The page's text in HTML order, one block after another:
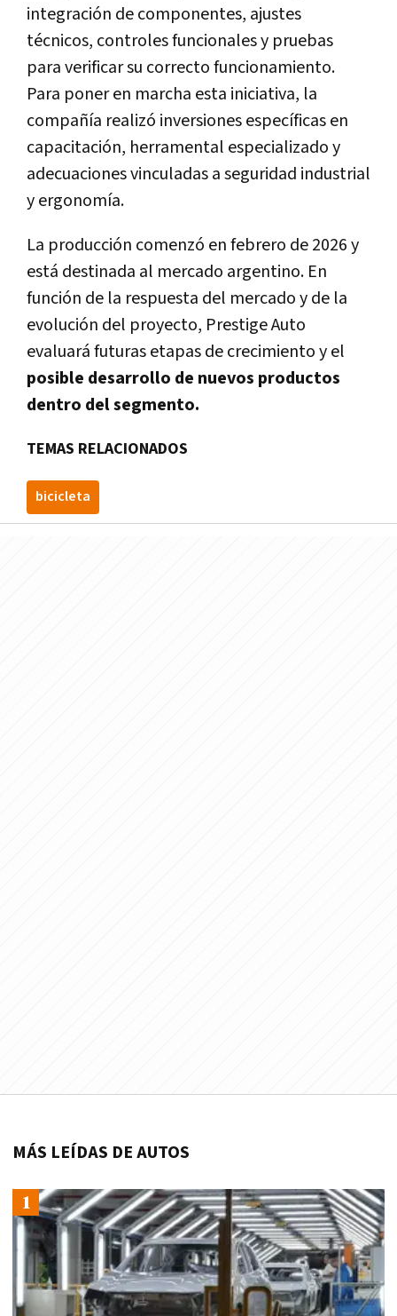
integración de componentes, ajustes
técnicos, controles funcionales y pruebas
para verificar su correcto funcionamiento.
Para poner en marcha esta iniciativa, la
compañía realizó inversiones específicas en
capacitación, herramental especializado y
adecuaciones vinculadas a seguridad industrial
y ergonomía.
La producción comenzó en febrero de 2026 y
está destinada al mercado argentino. En
función de la respuesta del mercado y de la
evolución del proyecto, Prestige Auto
evaluará futuras etapas de crecimiento y el
posible desarrollo de nuevos productos
dentro del segmento.
TEMAS RELACIONADOS
bicicleta
MÁS LEÍDAS DE AUTOS